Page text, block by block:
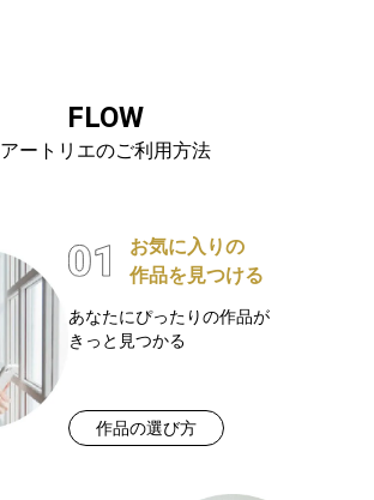
FLOW
アートリエのご利用方法
お気に入りの
作品を見つける
あなたにぴったりの作品が
きっと見つかる
作品の選び方